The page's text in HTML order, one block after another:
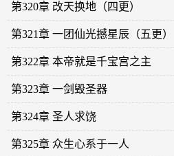
第320章 改天换地（四更）
第321章 一团仙光撼星辰（五更）
第322章 本帝就是千宝宫之主
第323章 一剑毁圣器
第324章 圣人求饶
第325章 众生心系于一人